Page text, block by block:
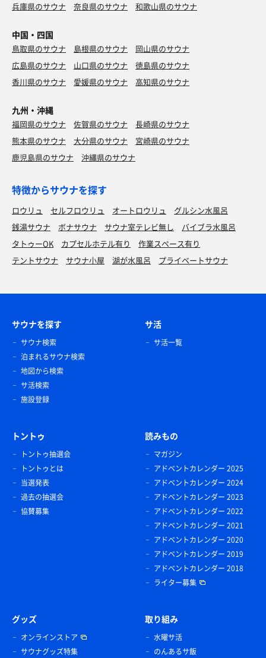
兵庫県のサウナ
奈良県のサウナ 和歌山県のサウナ
中国・四国
鳥取県のサウナ 島根県のサウナ
岡山県のサウナ
広島県のサウナ
山口県のサウナ
徳島県のサウナ
香川県のサウナ
愛媛県のサウナ 高知県のサウナ
九州・沖縄
福岡県のサウナ 佐賀県のサウナ
長崎県のサウナ
熊本県のサウナ
大分県のサウナ
宮崎県のサウナ
鹿児島県のサウナ
沖縄県のサウナ
特徴からサウナを探す
ロウリュ セルフロウリュ オートロウリュ
グルシン水風呂
銭湯サウナ
ボナサウナ サウナ室テレビ無し
バイブラ水風呂
タトゥーOK
カプセルホテル有り
作業スペース有り
テントサウナ
サウナ小屋 湖が水風呂 プライベートサウナ
サウナを探す
サウナ検索
泊まれるサウナ検索
地図から検索
サ活検索
施設登録
サ活
サ活一覧
トントゥ
トントゥ抽選会
トントゥとは
当選発表
過去の抽選会
協賛募集
読みもの
マガジン
アドベントカレンダー 2025
アドベントカレンダー 2024
アドベントカレンダー 2023
アドベントカレンダー 2022
アドベントカレンダー 2021
アドベントカレンダー 2020
アドベントカレンダー 2019
アドベントカレンダー 2018
ライター募集
グッズ
オンラインストア
サウナグッズ特集
取り組み
水曜サ活
のんあるサ飯